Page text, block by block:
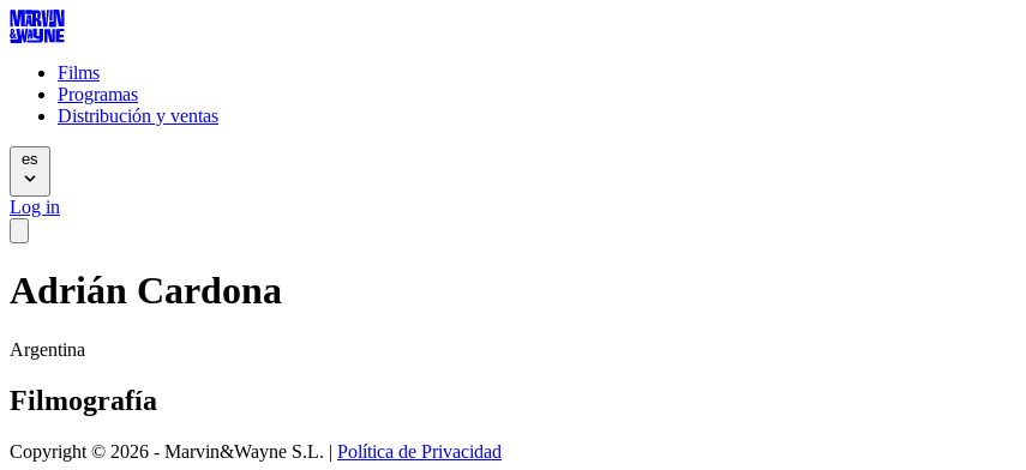
Films
Programas
Distribución y ventas
es
Log in
Adrián Cardona
Argentina
Filmografía
Copyright © 2026 - Marvin&Wayne S.L. | Política de Privacidad